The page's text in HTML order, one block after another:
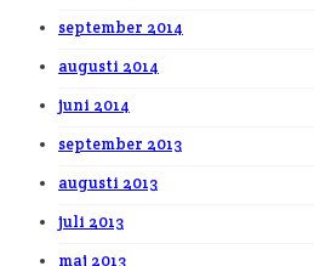
september 2014
augusti 2014
juni 2014
september 2013
augusti 2013
juli 2013
maj 2013